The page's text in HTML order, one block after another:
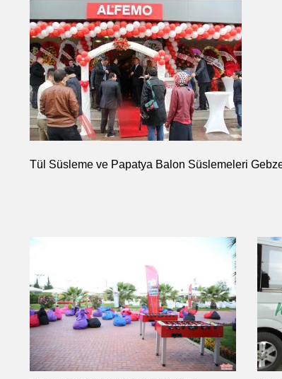
Tül Süsleme ve Papatya Balon Süslemeleri